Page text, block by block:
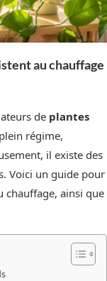
au chauffage
de plantes
régime,
il existe des
Voici un guide pour
chauffage, ainsi que